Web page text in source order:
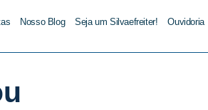
Nosso Blog Seja um Silvaefreiter! Ouvidoria